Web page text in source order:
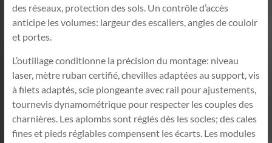
des réseaux, protection des sols. Un contrôle d’accès
anticipe les volumes: largeur des escaliers, angles de couloir
et portes.
L’outillage conditionne la précision du montage: niveau
laser, mètre ruban certifié, chevilles adaptées au support, vis
à filets adaptés, scie plongeante avec rail pour ajustements,
tournevis dynamométrique pour respecter les couples des
charnières. Les aplombs sont réglés dès les socles; des cales
fines et pieds réglables compensent les écarts. Les modules